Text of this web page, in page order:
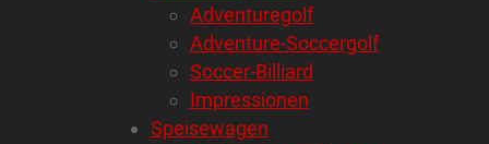
Adventuregolf
Adventure-Soccergolf
Soccer-Billiard
Impressionen
Speisewagen